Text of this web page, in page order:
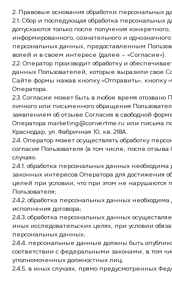
2. Правовые основания обработки персональных
2.1. Сбор и последующая обработка персональных
допускаются только после получения
информированного, сознательного и однозначного
персональных данных, предоставленным
волей и в своем интересе (далее – «Согласие»).
2.2. Оператор производит обработку и
данных Пользователей, которые выразили свое
Сайте формы нажав кнопку «Отправить», кнопку
Оператора.
2.3. Согласие может быть в любое время отозвано
личного или письменного обращения
заявлением об отзыве Согласия в свободной
Оператора marketing@convertme.ru или письма по
Краснодар, ул. Фабричная 10, кв. 218А.
2.4. Оператор может осуществлять обработку
согласия Пользователя (в том числе, после
случаях:
2.4.1. обработка персональных данных
законных интересов Оператора для достижения
целей при условии, что при этом не нарушаются
Пользователя;
2.4.2. обработка персональных данных
исполнения договора;
2.4.3. обработка персональных данных
иных исследовательских целях, при условии
персональных данных;
2.4.4. персональные данные должны быть
соответствии с федеральными законами, в том
уполномоченных должностных лиц;
2.4.5. в иных случаях, прямо предусмотренных